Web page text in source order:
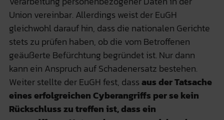
Union vereinbar. Allerdings weist der EuGH
gleichwohl darauf hin, dass die nationalen Gerichte
stets zu prüfen haben, ob die vom Betroffenen
geäußerte Befürchtung begründet ist. Nur dann
kann ein Anspruch auf Schadenersatz bestehen.
Weiter stellte der EuGH fest, dassaus der Tatsache
eines erfolgreichen Cyberangriffs per se kein
Rückschluss zu treffen ist, dass ein